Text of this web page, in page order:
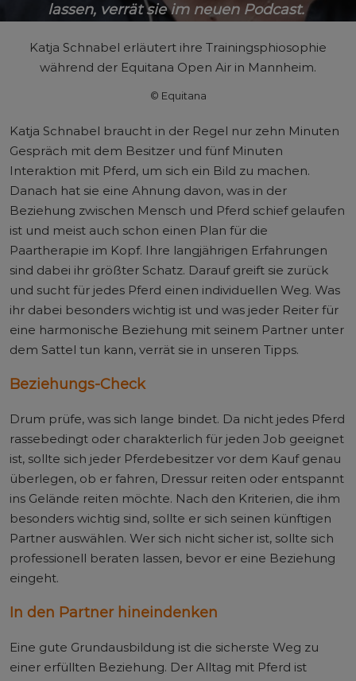
lassen, verrät sie im neuen Podcast.
Katja Schnabel erläutert ihre Trainingsphiosophie
während der Equitana Open Air in Mannheim.
© Equitana
Katja Schnabel braucht in der Regel nur zehn Minuten
Gespräch mit dem Besitzer und fünf Minuten
Interaktion mit Pferd, um sich ein Bild zu machen.
Danach hat sie eine Ahnung davon, was in der
Beziehung zwischen Mensch und Pferd schief gelaufen
ist und meist auch schon einen Plan für die
Paartherapie im Kopf. Ihre langjährigen Erfahrungen
sind dabei ihr größter Schatz. Darauf greift sie zurück
und sucht für jedes Pferd einen individuellen Weg. Was
ihr dabei besonders wichtig ist und was jeder Reiter für
eine harmonische Beziehung mit seinem Partner unter
dem Sattel tun kann, verrät sie in unseren Tipps.
Beziehungs-Check
Drum prüfe, was sich lange bindet. Da nicht jedes Pferd
rassebedingt oder charakterlich für jeden Job geeignet
ist, sollte sich jeder Pferdebesitzer vor dem Kauf genau
überlegen, ob er fahren, Dressur reiten oder entspannt
ins Gelände reiten möchte. Nach den Kriterien, die ihm
besonders wichtig sind, sollte er sich seinen künftigen
Partner auswählen. Wer sich nicht sicher ist, sollte sich
professionell beraten lassen, bevor er eine Beziehung
eingeht.
In den Partner hineindenken
Eine gute Grundausbildung ist die sicherste Weg zu
einer erfüllten Beziehung. Der Alltag mit Pferd ist